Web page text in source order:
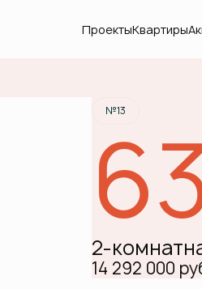
ПроектыКвартиры
№13
2-
14 292 000